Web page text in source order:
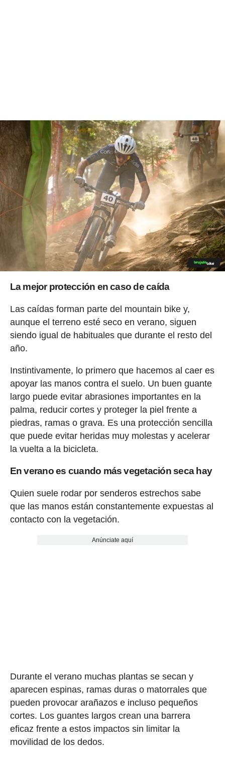
La mejor protección en caso de caída
Las caídas forman parte del mountain bike y,
aunque el terreno esté seco en verano, siguen
siendo igual de habituales que durante el resto del
año.
Instintivamente, lo primero que hacemos al caer es
apoyar las manos contra el suelo. Un buen guante
largo puede evitar abrasiones importantes en la
palma, reducir cortes y proteger la piel frente a
piedras, ramas o grava. Es una protección sencilla
que puede evitar heridas muy molestas y acelerar
la vuelta a la bicicleta.
En verano es cuando más vegetación seca hay
Quien suele rodar por senderos estrechos sabe
que las manos están constantemente expuestas al
contacto con la vegetación.
Anúnciate aquí
Durante el verano muchas plantas se secan y
aparecen espinas, ramas duras o matorrales que
pueden provocar arañazos e incluso pequeños
cortes. Los guantes largos crean una barrera
eficaz frente a estos impactos sin limitar la
movilidad de los dedos.